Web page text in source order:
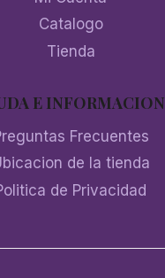
Catalogo
Tienda
E INFORMACION
Frecuentes
de la tienda
de Privacidad